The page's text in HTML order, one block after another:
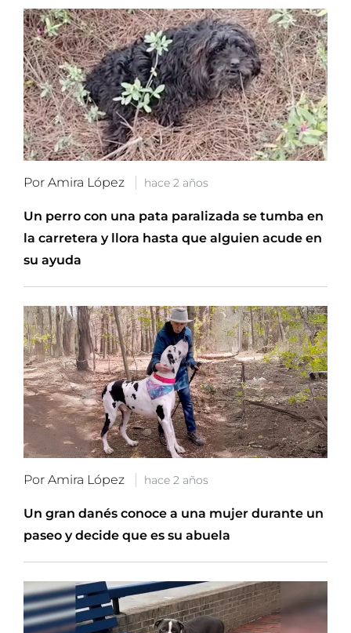
Por Amira López hace 2 años
Un perro con una pata paralizada se tumba en
la carretera y llora hasta que alguien acude en
su ayuda
Por Amira López hace 2 años
Un gran danés conoce a una mujer durante un
paseo y decide que es su abuela